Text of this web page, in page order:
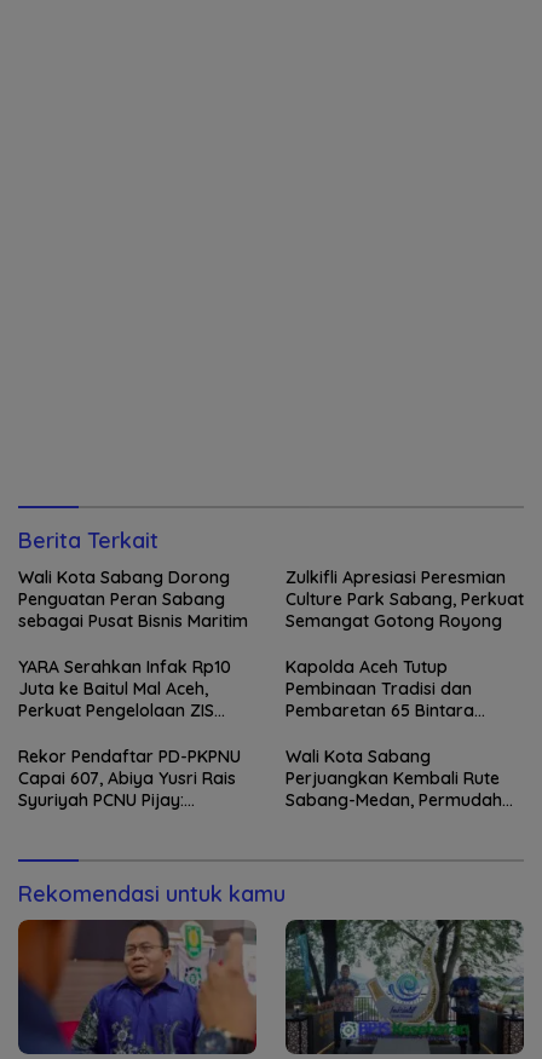
Berita Terkait
Wali Kota Sabang Dorong
Penguatan Peran Sabang
sebagai Pusat Bisnis Maritim
Zulkifli Apresiasi Peresmian
Culture Park Sabang, Perkuat
Semangat Gotong Royong
YARA Serahkan Infak Rp10
Juta ke Baitul Mal Aceh,
Perkuat Pengelolaan ZIS
Kapolda Aceh Tutup
Pembinaan Tradisi dan
Pembaretan 65 Bintara
Rekor Pendaftar PD-PKPNU
Capai 607, Abiya Yusri Rais
Syuriyah PCNU Pijay:
Wali Kota Sabang
Perjuangkan Kembali Rute
Sabang-Medan, Permudah
Rekomendasi untuk kamu